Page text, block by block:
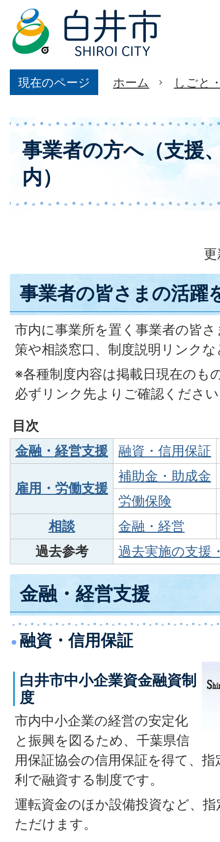
現在のページ ホーム しごと
事業者の方へ（支援
内）
事業者の皆さまの活躍
市内に事業所を置く事業者の皆
策や相談窓口、制度説明リンク
※各種制度内容は掲載日現在のも
必ずリンク先よりご確認くださ
目次
金融・経営支援
融資・信用保証
雇用・労働支援
補助金・助成金
労働保険
相談
金融・経営
過去参考
過去実施の支援
金融・経営支援
融資・信用保証
白井市中小企業資金融資制
度
市内中小企業の経営の安定化
と振興を図るため、千葉県信
用保証協会の信用保証を得て、
利で融資する制度です。
運転資金のほか設備投資など、
ただけます。